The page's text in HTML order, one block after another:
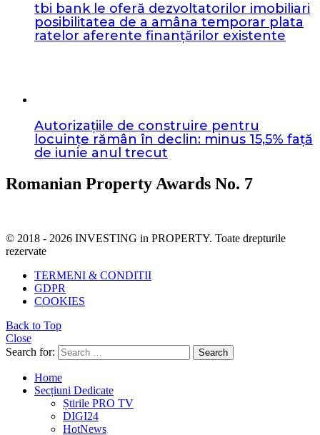
tbi bank le oferă dezvoltatorilor imobiliari
posibilitatea de a amâna temporar plata
ratelor aferente finanțărilor existente
Autorizațiile de construire pentru
locuințe rămân în declin: minus 15,5% față
de iunie anul trecut
Romanian Property Awards No. 7
© 2018 - 2026 INVESTING in PROPERTY. Toate drepturile
rezervate
TERMENI & CONDITII
GDPR
COOKIES
Back to Top
Close
Search for:
Search
Home
Secțiuni Dedicate
Știrile PRO TV
DIGI24
HotNews